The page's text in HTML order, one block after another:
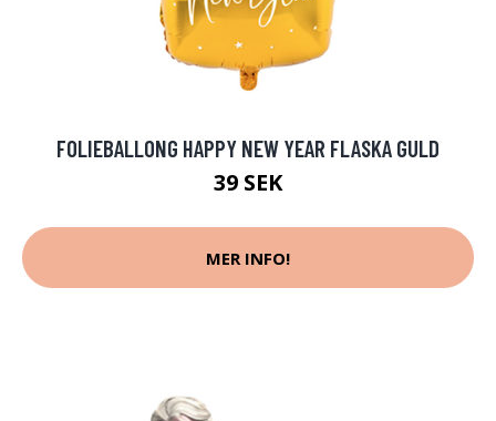
FOLIEBALLONG HAPPY NEW YEAR FLASKA GULD
39 SEK
MER INFO!